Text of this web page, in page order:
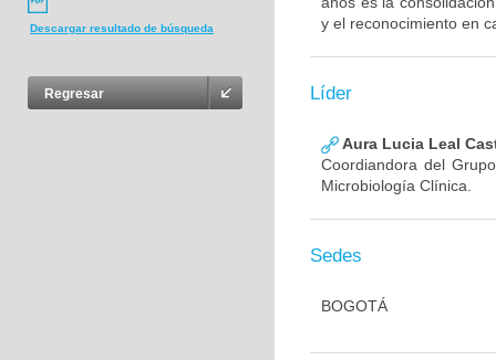
Descargar resultado de búsqueda
Regresar
y el reconocimiento en
Líder
Aura Lucia Leal
Coordiandora del
Microbiología Clínica.
Sedes
BOGOTÁ